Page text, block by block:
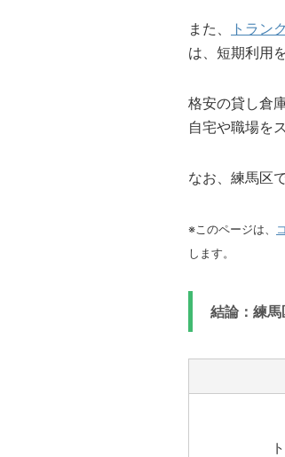
また、 トラン
は、短期利用
格安の貸し倉
自宅や職場を
なお、練馬区
※このページは、
します。
結論：練